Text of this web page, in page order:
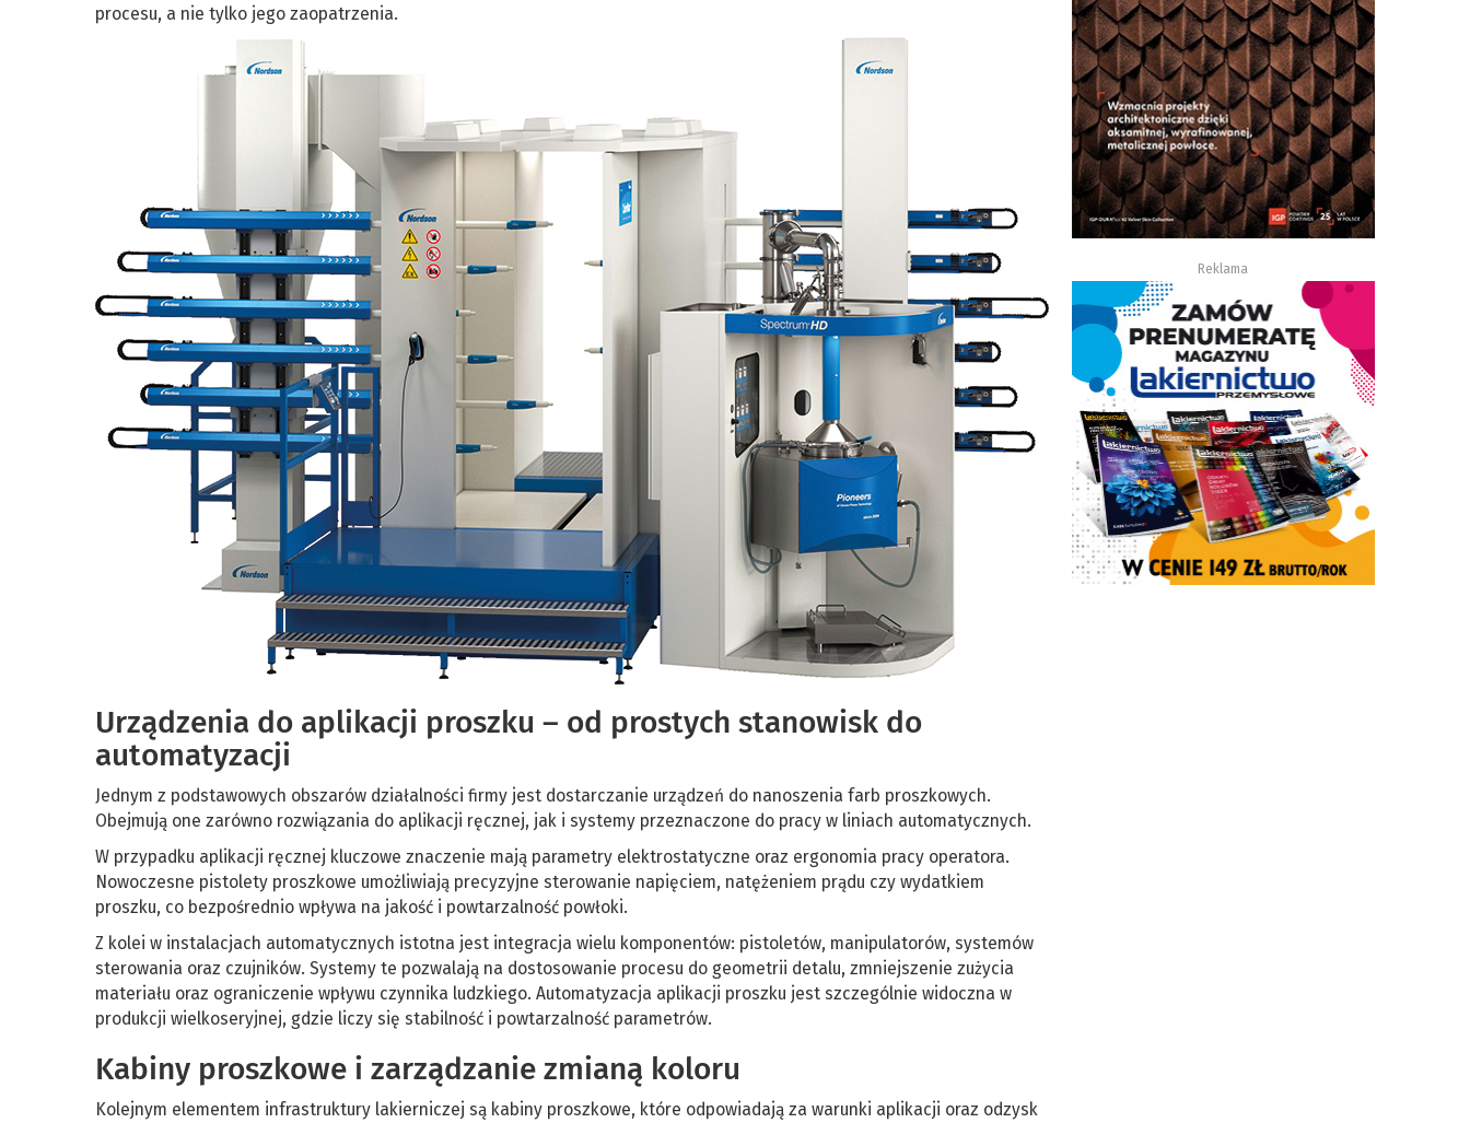
procesu, a nie tylko jego zaopatrzenia.
Urządzenia do aplikacji proszku – od prostych stanowisk do
automatyzacji
Jednym z podstawowych obszarów działalności firmy jest dostarczanie urządzeń do nanoszenia farb proszkowych.
Obejmują one zarówno rozwiązania do aplikacji ręcznej, jak i systemy przeznaczone do pracy w liniach automatycznych.
W przypadku aplikacji ręcznej kluczowe znaczenie mają parametry elektrostatyczne oraz ergonomia pracy operatora.
Nowoczesne pistolety proszkowe umożliwiają precyzyjne sterowanie napięciem, natężeniem prądu czy wydatkiem
proszku, co bezpośrednio wpływa na jakość i powtarzalność powłoki.
Z kolei w instalacjach automatycznych istotna jest integracja wielu komponentów: pistoletów, manipulatorów, systemów
sterowania oraz czujników. Systemy te pozwalają na dostosowanie procesu do geometrii detalu, zmniejszenie zużycia
materiału oraz ograniczenie wpływu czynnika ludzkiego. Automatyzacja aplikacji proszku jest szczególnie widoczna w
produkcji wielkoseryjnej, gdzie liczy się stabilność i powtarzalność parametrów.
Kabiny proszkowe i zarządzanie zmianą koloru
Kolejnym elementem infrastruktury lakierniczej są kabiny proszkowe, które odpowiadają za warunki aplikacji oraz odzysk
Reklama